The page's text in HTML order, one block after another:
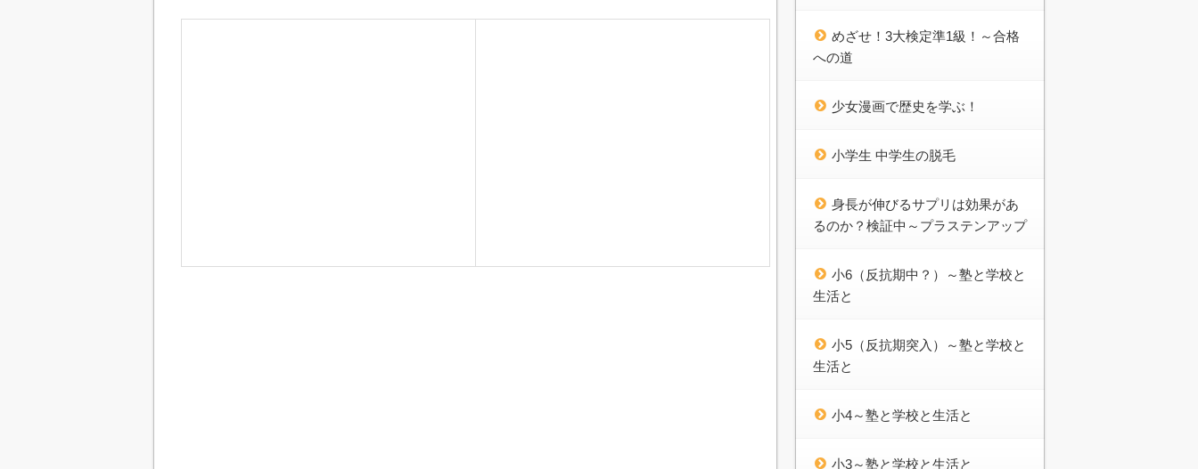
めざせ！3大検定準1級！～合格
への道
少女漫画で歴史を学ぶ！
小学生 中学生の脱毛
身長が伸びるサプリは効果があ
るのか？検証中～プラステンアップ
小6（反抗期中？）～塾と学校と
生活と
小5（反抗期突入）～塾と学校と
生活と
小4～塾と学校と生活と
小3～塾と学校と生活と